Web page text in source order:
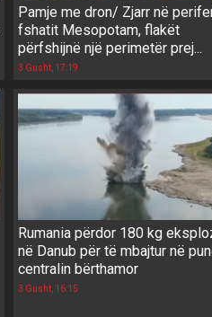
Pamje me dron/ Zjarr në
fshatit Mesopotam, flakët
përfshijnë një perimetër prej...
3 Gusht, 17:19
Rumania përdor 180 kg
në Danub për të mbajtur në
centralin bërthamor
3 Gusht, 16:15